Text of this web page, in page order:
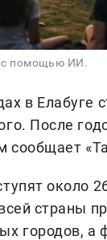
с помощью ИИ.
в Елабуге
После
сообщает
около
страны
городов, а